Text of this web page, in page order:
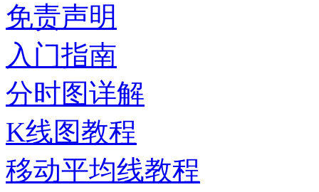
免责声明
入门指南
分时图详解
K线图教程
移动平均线教程